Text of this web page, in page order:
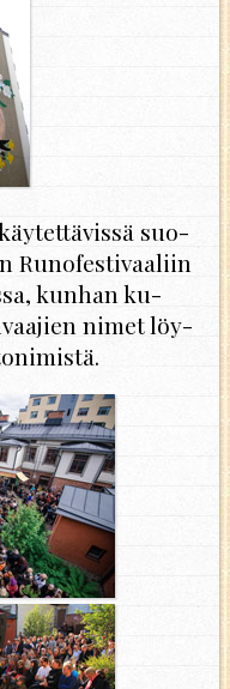
suo­
Ru­no­fes­ti­vaa­liin
kun­han ku­
nimet löy­